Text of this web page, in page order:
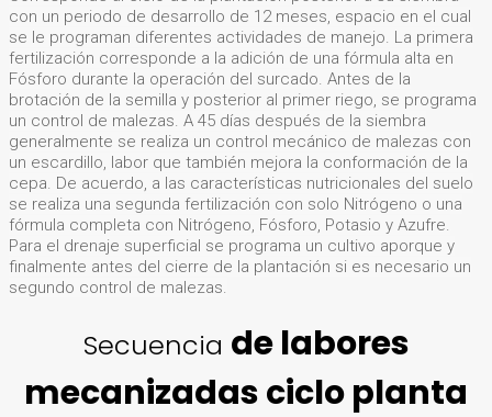
con un periodo de desarrollo de 12 meses, espacio en el cual
se le programan diferentes actividades de manejo. La primera
fertilización corresponde a la adición de una fórmula alta en
Fósforo durante la operación del surcado. Antes de la
brotación de la semilla y posterior al primer riego, se programa
un control de malezas. A 45 días después de la siembra
generalmente se realiza un control mecánico de malezas con
un escardillo, labor que también mejora la conformación de la
cepa. De acuerdo, a las características nutricionales del suelo
se realiza una segunda fertilización con solo Nitrógeno o una
fórmula completa con Nitrógeno, Fósforo, Potasio y Azufre.
Para el drenaje superficial se programa un cultivo aporque y
finalmente antes del cierre de la plantación si es necesario un
segundo control de malezas.
Secuencia de labores
mecanizadas ciclo planta